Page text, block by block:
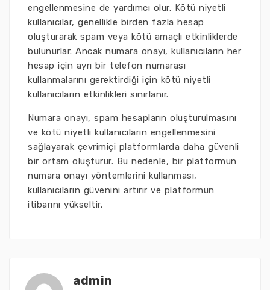
engellenmesine de yardımcı olur. Kötü niyetli
kullanıcılar, genellikle birden fazla hesap
oluşturarak spam veya kötü amaçlı etkinliklerde
bulunurlar. Ancak numara onayı, kullanıcıların her
hesap için ayrı bir telefon numarası
kullanmalarını gerektirdiği için kötü niyetli
kullanıcıların etkinlikleri sınırlanır.
Numara onayı, spam hesapların oluşturulmasını
ve kötü niyetli kullanıcıların engellenmesini
sağlayarak çevrimiçi platformlarda daha güvenli
bir ortam oluşturur. Bu nedenle, bir platformun
numara onayı yöntemlerini kullanması,
kullanıcıların güvenini artırır ve platformun
itibarını yükseltir.
admin